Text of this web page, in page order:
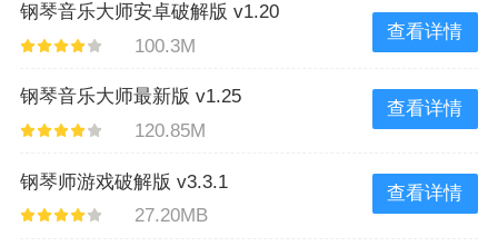
钢琴音乐大师安卓破解版 v1.20
100.3M
查看详情
钢琴音乐大师最新版 v1.25
120.85M
查看详情
钢琴师游戏破解版 v3.3.1
27.20MB
查看详情